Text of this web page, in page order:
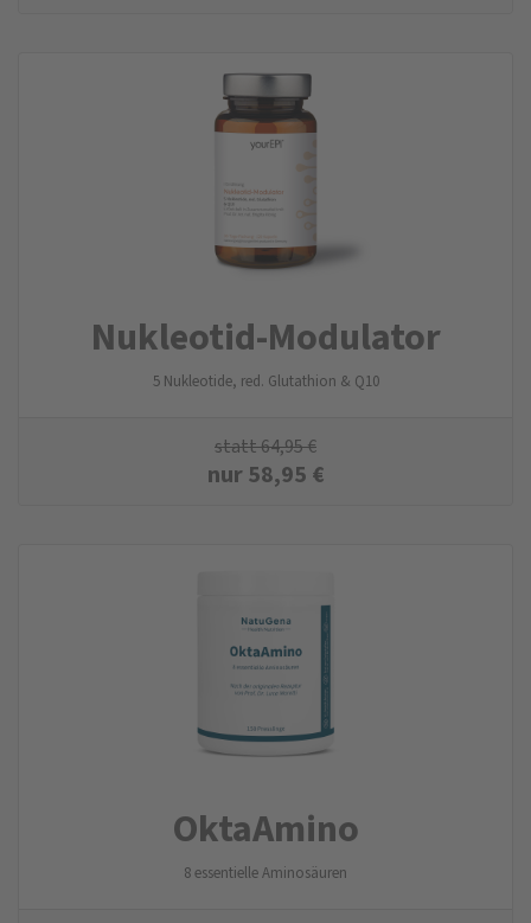
Nukleotid-Modulator
5 Nukleotide, red. Glutathion & Q10
statt64,95€
nur58,95 €
Okta­Amino
8 essentielle Aminosäuren